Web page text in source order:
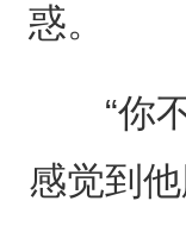
惑。
“你不
感觉到